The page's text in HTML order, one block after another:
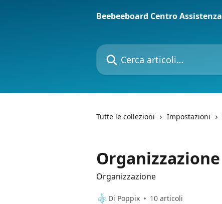
Beebeeboard Centro Assistenza
Cerca articoli…
Tutte le collezioni Impostazioni
Organizzazione
Organizzazione
Di Poppix 10 articoli